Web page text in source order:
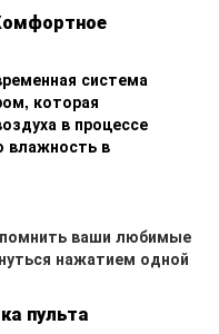
система
которая
в процессе
влажность в
ваши любимые
нажатием одной
пульта